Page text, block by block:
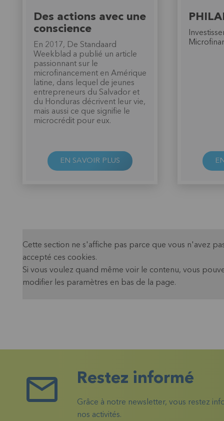
Des actions avec une
conscience
En 2017, De Standaard
Weekblad a publié un article
passionnant sur le
microfinancement en Amérique
latine, dans lequel de jeunes
entrepreneurs du Salvador et
du Honduras décrivent leur vie,
mais aussi ce que signifie le
microcrédit pour eux.
EN SAVOIR PLUS
Cette section ne s'affiche pas parce que vous n'avez
accepté ces cookies.
Si vous voulez quand même voir le contenu, vous
modifier les paramètres en bas de la page.
Restez informé
Grâce à notre newsletter, vous restez
nos activités.